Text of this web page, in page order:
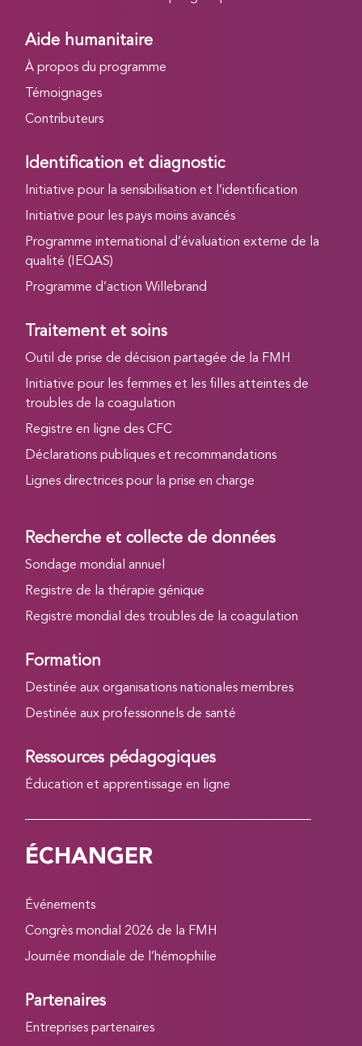
Aide humanitaire
À propos du programme
Témoignages
Contributeurs
Identification et diagnostic
Initiative pour la sensibilisation et l’identification
Initiative pour les pays moins avancés
Programme international d’évaluation externe de la
qualité (IEQAS)
Programme d’action Willebrand
Traitement et soins
Outil de prise de décision partagée de la FMH
Initiative pour les femmes et les filles atteintes de
troubles de la coagulation
Registre en ligne des CFC
Déclarations publiques et recommandations
Lignes directrices pour la prise en charge
Recherche et collecte de données
Sondage mondial annuel
Registre de la thérapie génique
Registre mondial des troubles de la coagulation
Formation
Destinée aux organisations nationales membres
Destinée aux professionnels de santé
Ressources pédagogiques
Éducation et apprentissage en ligne
ÉCHANGER
Événements
Congrès mondial 2026 de la FMH
Journée mondiale de l’hémophilie
Partenaires
Entreprises partenaires